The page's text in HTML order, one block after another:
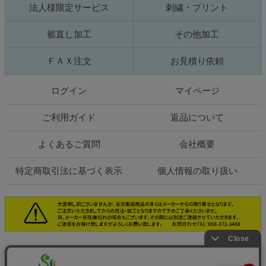
法人様限定サービス 刺繍・プリント
裾直し加工 その他加工
ＦＡＸ注文 お見積り依頼
ログイン マイページ
ご利用ガイド 返品について
よくあるご質問 会社概要
特定商取引法に基づく表示 個人情報の取り扱い